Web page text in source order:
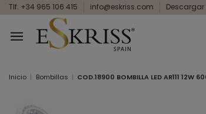
Tlf. +34 965 106 415 info@eskriss.com
Inicio Bombillas COD.18900 BOMBILLA LED AR111 12W